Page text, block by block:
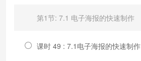
第1节: 7.1 电子海报的快速制作
课时 49 : 7.1电子海报的快速制作